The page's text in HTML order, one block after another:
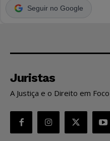
Seguir no Google
Juristas
A Justiça e o Direito em Foco